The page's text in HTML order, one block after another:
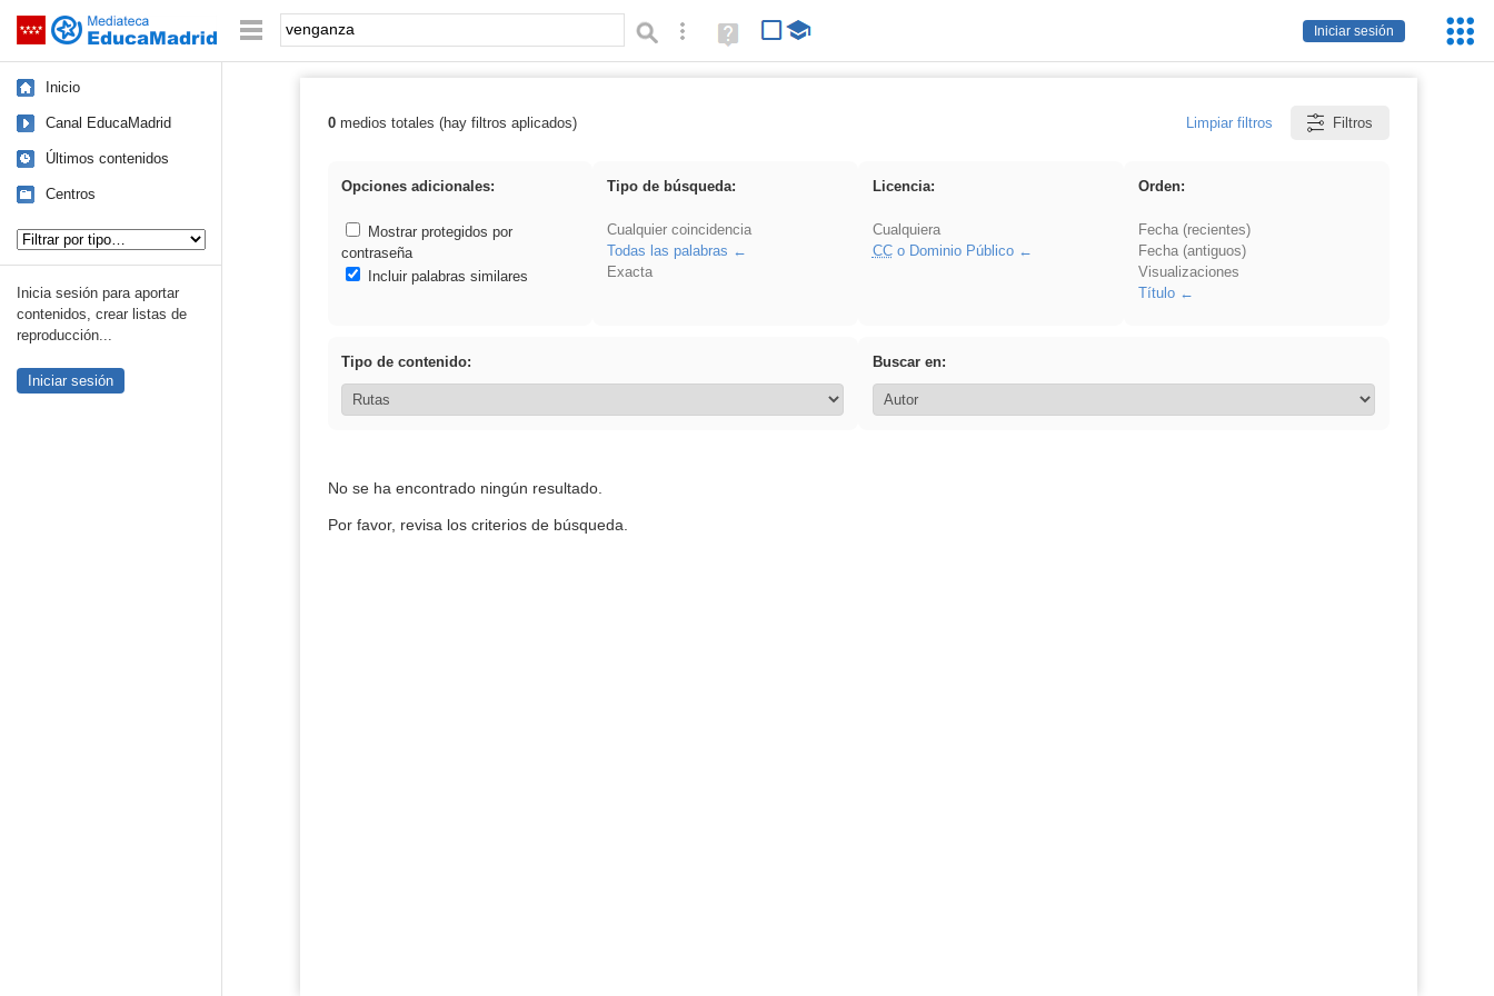
Saltar navegación
Iniciar sesión
Palabra o frase: Búsqueda avanzada
Ayuda
(en
Inicio
Canal EducaMadrid
Últimos contenidos
Centros
Inicia sesión para aportar
contenidos, crear listas de
reproducción...
Iniciar sesión
Resultados de: venganza
0medios totales (hay filtros aplicados) Limpiar filtros Filtros
Opciones adicionales:
Mostrar protegidos por
contraseña
Incluir palabras similares
Tipo de búsqueda:
Cualquier coincidencia
Todas las palabras
Exacta
Licencia:
Cualquiera
CCo Dominio Público
Orden:
Fecha (recientes)
Fecha (antiguos)
Visualizaciones
Título
Tipo de contenido: Buscar en:
No se ha encontrado ningún resultado.
Por favor, revisa los criterios de búsqueda.